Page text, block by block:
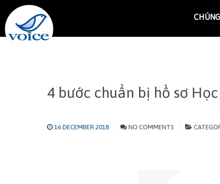
4 bước chuẩn bị hồ sơ
16 DECEMBER 2018 NO COMMENTS